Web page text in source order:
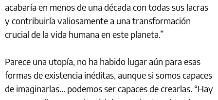
acabaría en menos de una década con todas sus lacras
y contribuiría valiosamente a una transformación
crucial de la vida humana en este planeta.”
Parece una utopía, no ha habido lugar aún para esas
formas de existencia inéditas, aunque si somos capaces
de imaginarlas... podemos ser capaces de crearlas. “Hay